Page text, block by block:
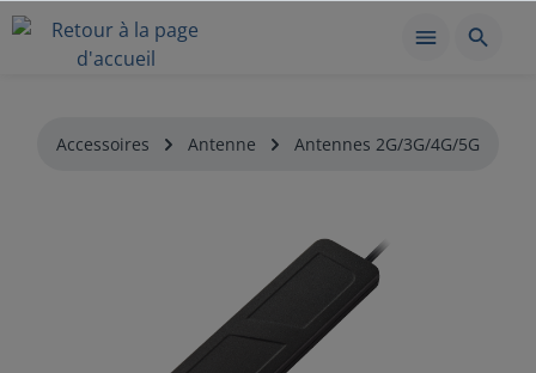
Accessoires Antenne Antennes 2G/3G/4G/5G